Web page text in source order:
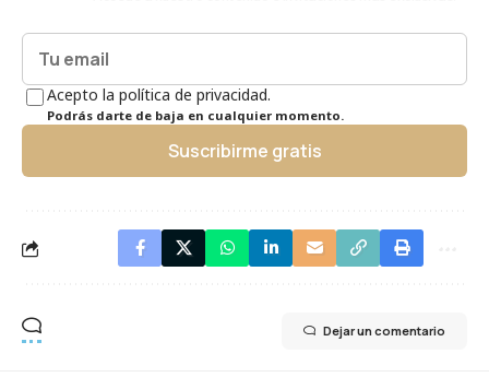
Acepto la política de privacidad.
Podrás darte de baja en cualquier momento.
Suscribirme gratis
Dejar un comentario